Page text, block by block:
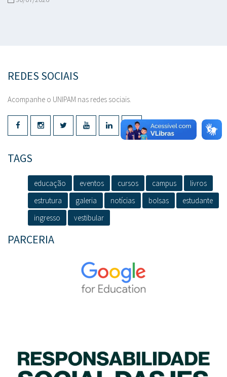
REDES SOCIAIS
Acompanhe o UNIPAM nas redes sociais.
TAGS
educação eventos cursos campus
livros
estrutura
galeria notícias bolsas
estudante
ingresso
vestibular
PARCERIA